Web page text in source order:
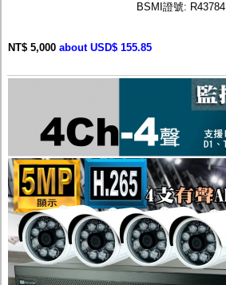
BSMI證號: R43784
NT$ 5,000 about USD$ 155.85